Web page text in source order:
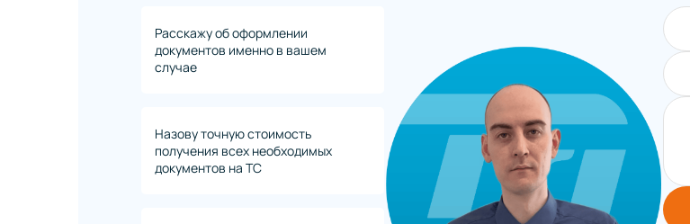
Расскажу об оформлении
документов именно в вашем
случае
Назову точную стоимость
получения всех необходимых
документов на ТС